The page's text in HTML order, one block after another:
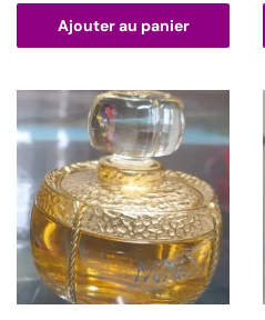
Ajouter au panier